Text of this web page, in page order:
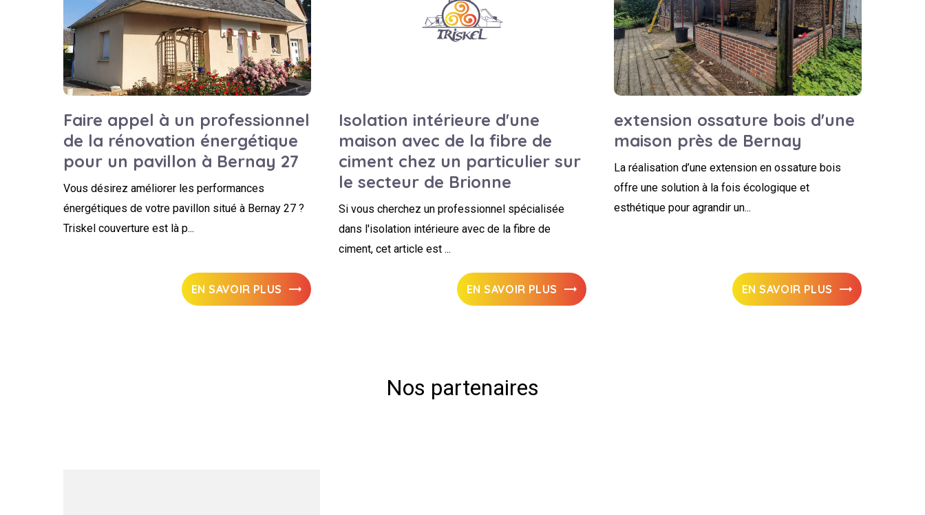
Faire appel à un professionnel
de la rénovation énergétique
pour un pavillon à Bernay 27
Vous désirez améliorer les performances
énergétiques de votre pavillon situé à Bernay 27 ?
Triskel couverture est là p...
EN SAVOIR PLUS
Isolation intérieure d'une
maison avec de la fibre de
ciment chez un particulier sur
le secteur de Brionne
Si vous cherchez un professionnel spécialisée
dans l'isolation intérieure avec de la fibre de
ciment, cet article est ...
EN SAVOIR PLUS
extension ossature bois d'une
maison près de Bernay
La réalisation d’une extension en ossature bois
offre une solution à la fois écologique et
esthétique pour agrandir un...
EN SAVOIR PLUS
Nos partenaires